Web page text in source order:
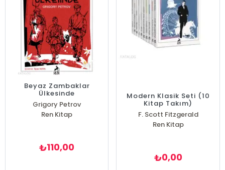
Beyaz Zambaklar
Ülkesinde
Grigory Petrov
Ren Kitap
₺110,00
Modern Klasik Seti (10
Kitap Takım)
F. Scott Fitzgerald
Platon ( Eflatun )
Sheridan Le Fanu
Ren Kitap
₺0,00